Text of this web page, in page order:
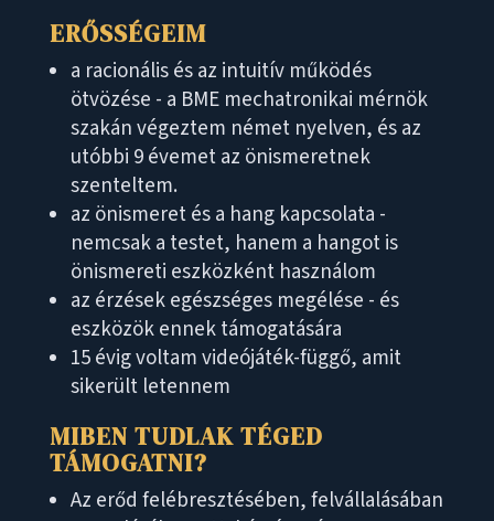
ERŐSSÉGEIM
a racionális és az intuitív működés
ötvözése - a BME mechatronikai mérnök
szakán végeztem német nyelven, és az
utóbbi 9 évemet az önismeretnek
szenteltem.
az önismeret és a hang kapcsolata -
nemcsak a testet, hanem a hangot is
önismereti eszközként használom
az érzések egészséges megélése - és
eszközök ennek támogatására
15 évig voltam videójáték-függő, amit
sikerült letennem
MIBEN TUDLAK TÉGED
TÁMOGATNI?
Az erőd felébresztésében, felvállalásában